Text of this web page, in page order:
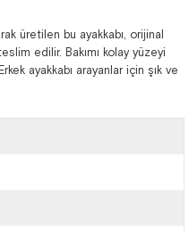
üretilen bu ayakkabı, orijinal
edilir. Bakımı kolay yüzeyi
ayakkabı arayanlar için şık ve